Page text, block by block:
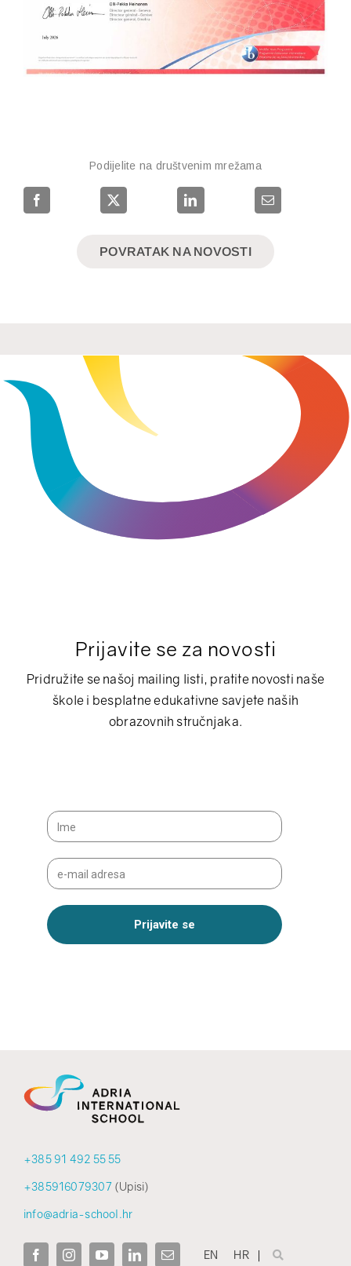
Podijelite na društvenim mrežama
POVRATAK NA NOVOSTI
Prijavite se za novosti
Pridružite se našoj mailing listi, pratite novosti naše
škole i besplatne edukativne savjete naših
obrazovnih stručnjaka.
+385 91 492 55 55
+385916079307(Upisi)
info@adria-school.hr
EN HR